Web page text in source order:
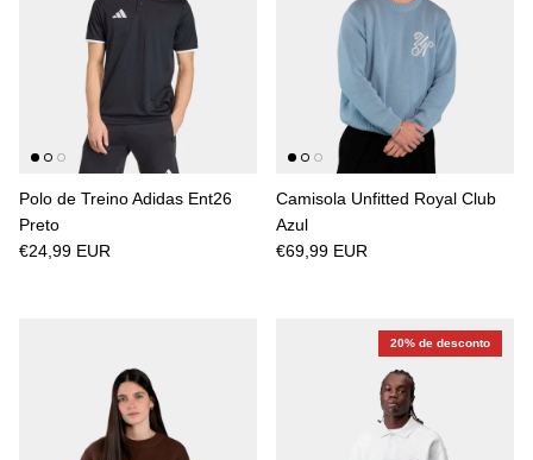
Polo de Treino Adidas Ent26
Preto
€24,99 EUR
Camisola Unfitted Royal Club
Azul
€69,99 EUR
20% de desconto